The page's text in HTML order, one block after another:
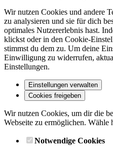
Wir nutzen Cookies und andere
zu analysieren und sie für dich
optimales Nutzererlebnis hast.
klickst oder in den Cookie-
stimmst du dem zu. Um deine
Einwilligung zu widerrufen,
Einstellungen.
Einstellungen verwalten
Cookies freigeben
Wir nutzen Cookies, um dir die
Webseite zu ermöglichen.
Notwendige Cookies